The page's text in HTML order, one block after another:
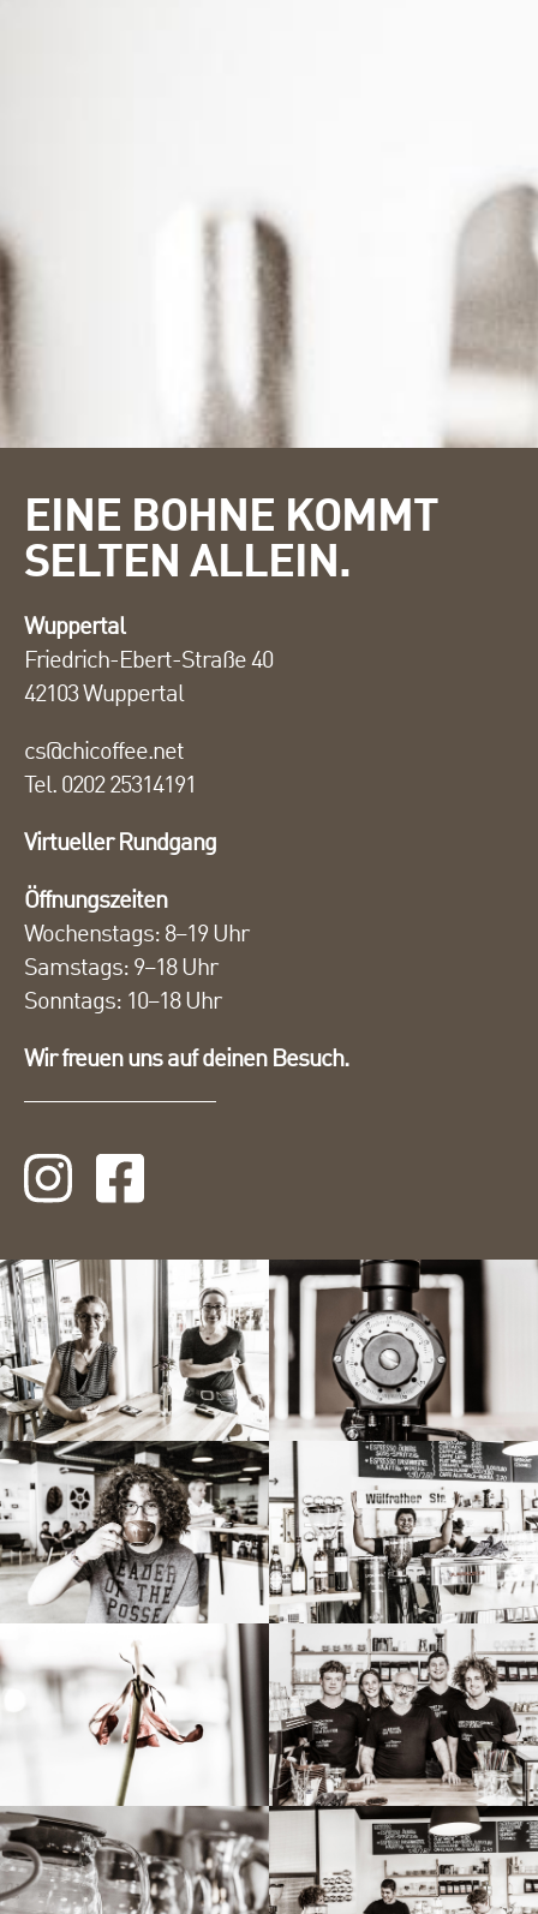
EINE BOHNE KOMMT
SELTEN ALLEIN.
Wuppertal
Friedrich-Ebert-Straße 40
42103 Wuppertal
cs@chicoffee.net
Tel. 0202 25314191
Virtueller Rundgang
Öffnungszeiten
Wochenstags: 8–19 Uhr
Samstags: 9–18 Uhr
Sonntags: 10–18 Uhr
Wir freuen uns auf deinen Besuch.